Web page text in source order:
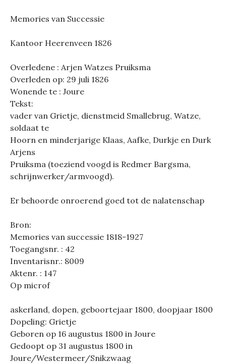
Memories van Successie
Kantoor Heerenveen 1826
Overledene : Arjen Watzes Pruiksma
Overleden op: 29 juli 1826
Wonende te : Joure
Tekst:
vader van Grietje, dienstmeid Smallebrug, Watze,
soldaat te
Hoorn en minderjarige Klaas, Aafke, Durkje en Durk
Arjens
Pruiksma (toeziend voogd is Redmer Bargsma,
schrijnwerker/armvoogd).
Er behoorde onroerend goed tot de nalatenschap
Bron:
Memories van successie 1818-1927
Toegangsnr. : 42
Inventarisnr.: 8009
Aktenr. : 147
Op microf
askerland, dopen, geboortejaar 1800, doopjaar 1800
Dopeling: Grietje
Geboren op 16 augustus 1800 in Joure
Gedoopt op 31 augustus 1800 in
Joure/Westermeer/Snikzwaag